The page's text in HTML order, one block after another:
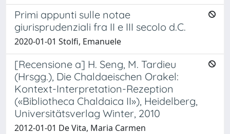
Primi appunti sulle notae
giurisprudenziali fra II e III secolo d.C.
2020-01-01 Stolfi, Emanuele
[Recensione a] H. Seng, M. Tardieu
(Hrsgg.), Die Chaldaeischen Orakel:
Kontext-Interpretation-Rezeption
(«Bibliotheca Chaldaica II»), Heidelberg,
Universitätsverlag Winter, 2010
2012-01-01 De Vita, Maria Carmen